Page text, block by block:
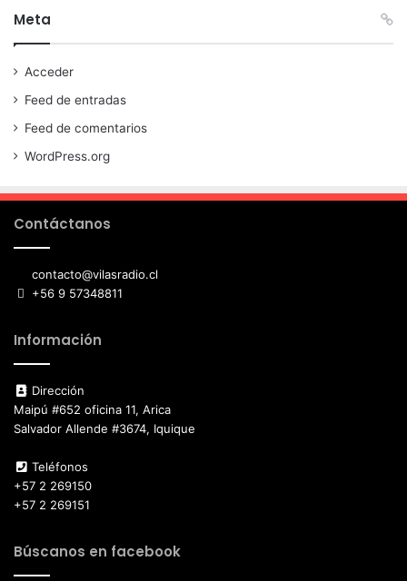
Meta
Acceder
Feed de entradas
Feed de comentarios
WordPress.org
Contáctanos
contacto@vilasradio.cl
+56 9 57348811
Información
Dirección
Maipú #652 oficina 11, Arica
Salvador Allende #3674, Iquique
Teléfonos
+57 2 269150
+57 2 269151
Búscanos en facebook